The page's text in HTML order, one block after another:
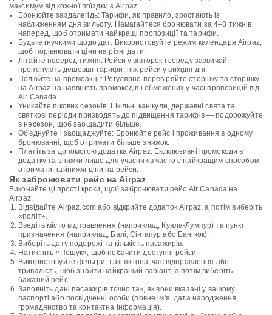
максимум від кожної поїздки з Airpaz:
Бронюйте заздалегідь: Тарифи, як правило, зростають із
наближенням дня вильоту. Намагайтеся бронювати за 4–8 тижнів
наперед, щоб отримати найкращі пропозиції та тарифи.
Будьте гнучкими щодо дат: Використовуйте режим календаря Airpaz,
щоб порівнювати ціни на різні дати.
Літайте посеред тижня: Рейси у вівторок і середу зазвичай
пропонують дешевші тарифи, ніж рейси у вихідні дні.
Полюйте на промоакції: Регулярно перевіряйте сторінку та сторінку
на Airpaz на наявність промокодів і обмежених у часі пропозицій від
Air Canada.
Уникайте пікових сезонів: Шкільні канікули, державні свята та
святкові періоди призводять до підвищення тарифів — подорожуйте
в несезон, щоб заощадити більше.
Об'єднуйте і заощаджуйте: Бронюйте рейс і проживання в одному
бронюванні, щоб отримати більше знижок.
Платіть за допомогою додатка Airpaz: Ексклюзивні промокоди в
додатку та знижки лише для учасників часто є найкращим способом
отримати найнижчі ціни на рейси.
Як забронювати рейс на Airpaz
Виконайте ці прості кроки, щоб забронювати рейс Air Canada на
Airpaz:
Відвідайте Airpaz.com або відкрийте додаток Airpaz, а потім виберіть
«політ».
Введіть місто відправлення (наприклад, Куала-Лумпур) та пункт
призначення (наприклад, Балі, Сінгапур або Бангкок).
Виберіть дату подорожі та кількість пасажирів.
Натисніть «Пошук», щоб побачити доступні рейси.
Використовуйте фільтри, такі як ціна, час відправлення або
тривалість, щоб знайти найкращий варіант, а потім виберіть
бажаний рейс.
Заповніть дані пасажирів точно так, як вони вказані у вашому
паспорті або посвідченні особи (повне ім'я, дата народження,
громадянство та контактна інформація).